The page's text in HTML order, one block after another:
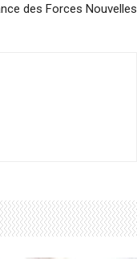
des Forces Nouvelles